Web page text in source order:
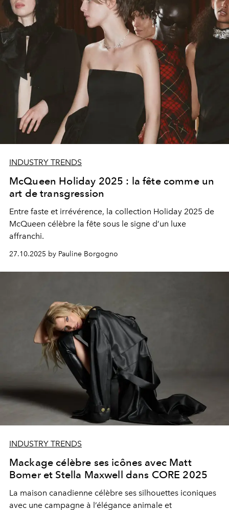
INDUSTRY TRENDS
McQueen Holiday 2025 : la fête comme un
art de transgression
Entre faste et irrévérence, la collection Holiday 2025 de
McQueen célèbre la fête sous le signe d’un luxe
affranchi.
27.10.2025 by Pauline Borgogno
INDUSTRY TRENDS
Mackage célèbre ses icônes avec Matt
Bomer et Stella Maxwell dans CORE 2025
La maison canadienne célèbre ses silhouettes iconiques
avec une campagne à l’élégance animale et